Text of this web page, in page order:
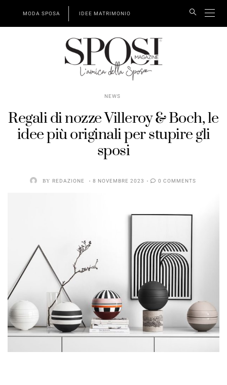
MODA SPOSA IDEE MATRIMONIO
NEWS
Regali di nozze Villeroy & Boch, le
idee più originali per stupire gli
sposi
BY REDAZIONE 8 NOVEMBRE 2023 0 COMMENTS